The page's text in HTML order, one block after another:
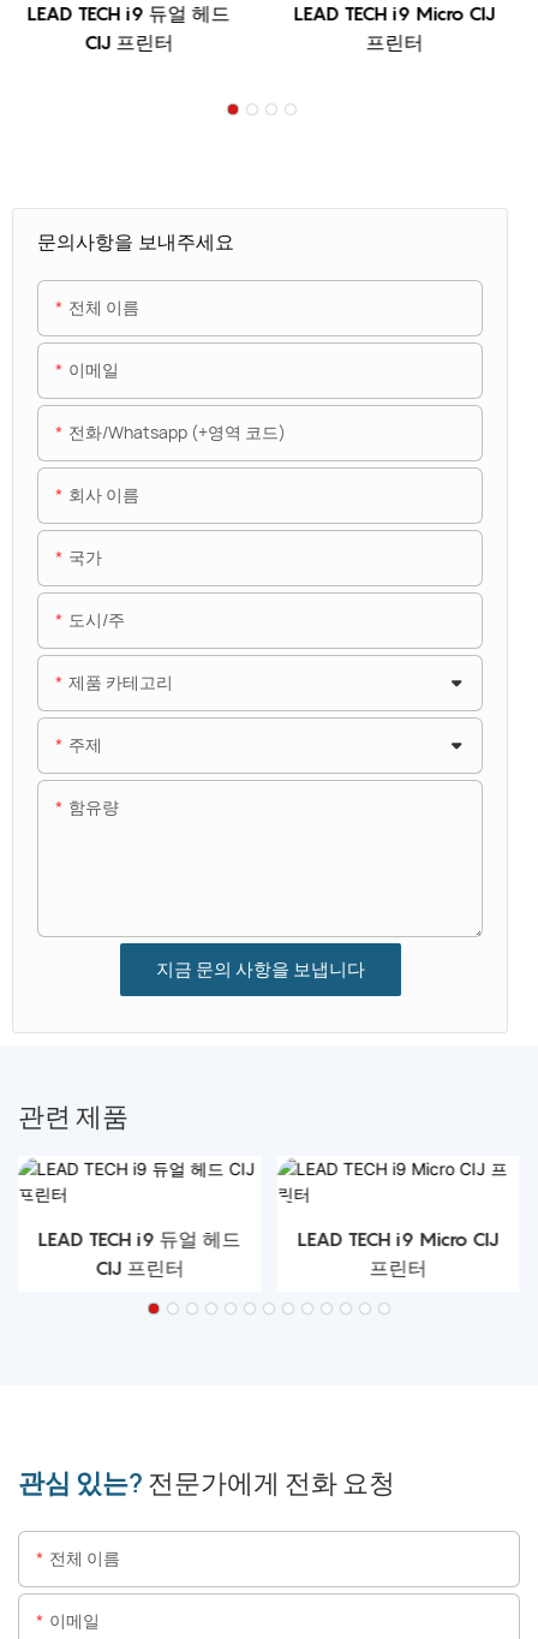
LEAD TECH i9 듀얼 헤드
CIJ 프린터
LEAD TECH i9 Micro CIJ
프린터
문의사항을 보내주세요
전체 이름
이메일
전화/whatsapp (+영역 코드)
회사 이름
국가
도시/주
제품 카테고리
주제
함유량
지금 문의 사항을 보냅니다
관련 제품
LEAD TECH i9 듀얼 헤드
CIJ 프린터
LEAD TECH i9 Micro CIJ
프린터
관심 있는? 전문가에게 전화 요청
전체 이름
이메일